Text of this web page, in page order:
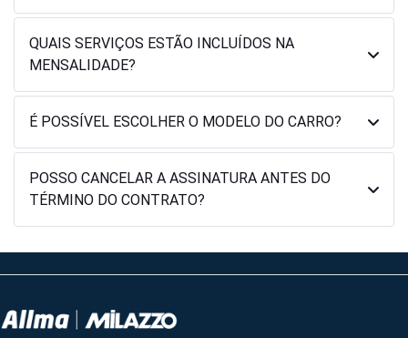
QUAIS SERVIÇOS ESTÃO INCLUÍDOS NA
MENSALIDADE?
É POSSÍVEL ESCOLHER O MODELO DO CARRO?
POSSO CANCELAR A ASSINATURA ANTES DO
TÉRMINO DO CONTRATO?